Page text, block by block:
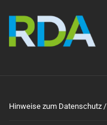
Hinweise zum Datenschutz